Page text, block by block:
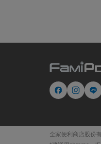
全家便利商店股份